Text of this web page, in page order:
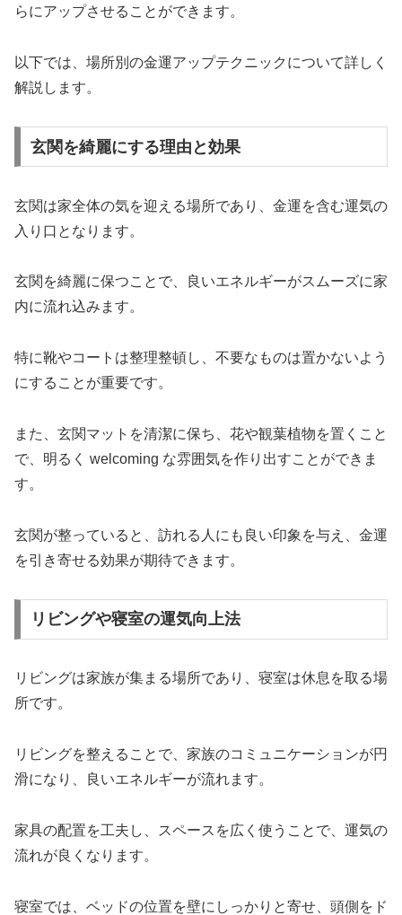
らにアップさせることができます。
以下では、場所別の金運アップテクニックについて詳しく
解説します。
玄関を綺麗にする理由と効果
玄関は家全体の気を迎える場所であり、金運を含む運気の
入り口となります。
玄関を綺麗に保つことで、良いエネルギーがスムーズに家
内に流れ込みます。
特に靴やコートは整理整頓し、不要なものは置かないよう
にすることが重要です。
また、玄関マットを清潔に保ち、花や観葉植物を置くこと
で、明るく welcoming な雰囲気を作り出すことができま
す。
玄関が整っていると、訪れる人にも良い印象を与え、金運
を引き寄せる効果が期待できます。
リビングや寝室の運気向上法
リビングは家族が集まる場所であり、寝室は休息を取る場
所です。
リビングを整えることで、家族のコミュニケーションが円
滑になり、良いエネルギーが流れます。
家具の配置を工夫し、スペースを広く使うことで、運気の
流れが良くなります。
寝室では、ベッドの位置を壁にしっかりと寄せ、頭側をド